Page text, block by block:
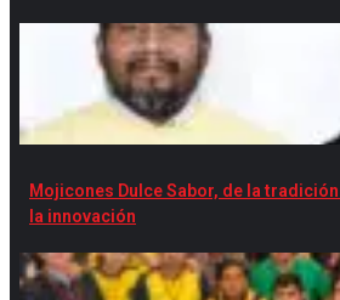
Mojicones Dulce Sabor, de la tradición
la innovación